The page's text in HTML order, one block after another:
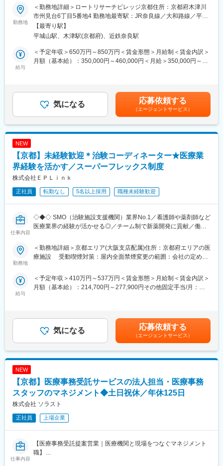
唯一の東証上場企業です。また、売上に関しては、100ヶ国以上
に販売し、売上比率としては国内6割、海外4割の割合で、世界的
にマーケットが拡大していることから、今後、海外の売り上げを
国内の2倍にまで増やしていくことを目標としています。
変更の範囲：会社の定める業務
けん引していただきます。
同社の中でも既存ビジネス分野ではなく、新しい分野での業務と
なり、新たなチャレンジに携わることができます。
※下記に幅広い業務を記載しておりますが、これまでのご経験のあ
る領域を中心にお任せしますのでご安心ください。
◆詳細：
・体制、戦略構築：再生医療等製品のGCTPに準拠した体制構築
ど）の起案・作成・精査
・当局対応：PMDA等の規制当局相談（治験実施に伴う相談な
ど）の対応
部全体には約90名（男：女＝1：1）が在籍しています。
◆同社のメディカル事業について：
当社は医療用眼科領域、再生医療、開発製造受託（CDMO）、医
誇る当社の知見を活かした眼科薬の開発や眼科用医療機器で医療
用眼科領域に幅広く貢献し、また再生医療の先進的可能性を追求
生医療の社会実装を目指しています。
さらには長年培ってきた研究開発力と高品質な生産力を背景に、
変更の範囲：会社の定める業務
勤務地
＜勤務地詳細＞ロートリサーチビレッジ京都住所：京都府木津川
市州見台6丁目5番地4 勤務地最寄駅：JR奈良線／大和路線／平城
山駅受動喫煙対策：屋内全面禁煙変更の範囲：会社の定める事業
所
【最寄り駅】
平城山駅、木津駅(京都府)、近鉄奈良駅
給与
＜予定年収＞650万円～850万円＜賃金形態＞月給制＜賃金内訳＞
月額（基本給）：350,000円～460,000円＜月給＞350,000円～
額：5.4カ月程度～●昇給：年1回等級および年間の業務成果評価に
基づき実施。一定の等級、一定の年限までは定期昇給の制度あ
り。賃金はあくまでも目安の金額であり、選考を通じて上下する
可能性があります。月給(月額)は固定手当を含めた表記です。
気になる 応募依頼する
（エージェントサービス）
NEW
【京都】未経験歓迎＊治験コーディネーター★医療業
界経験を活かす／スーパーフレックス制度
株式会社ＥＰＬｉｎｋ
正社員 転勤なし 5名以上採用 職種未経験歓迎
仕事内容
◇◆◇ SMO（治験施設支援機関）業界No.1／看護師や薬剤師など
医療業界の経験が活かせる◎／チーム制で新薬開発に貢献／働き
【CRC=治験コーディネーターとは？】
病院・クリニックを訪問して、患者様や医師や院内スタッフ、さ
いただく患者様の相談相手となり、じっくり向き合う仕事です。
また、薬の効果を患者様の近くで見ることができ、喜びの声を直
接聞けることもあります。患者様や医療機関から「ありがとう」
と感謝の言葉をいただけたときの喜びは、ひとしおです。
【一日の流れ※一例】
■午前：
・治験の進捗状況の確認や患者様対応の予定などを、院内の治験
事務局に共有
・来院された患者様の診察や検査に同席し、治験が手順通りに行
われているか、患者様の状態変化が無いかを確認します。
■午後：
・患者様の報告書作成
・治験の参加候補となる患者様をカルテから探す
・医師との打ち合わせ
勤務地
＜勤務地詳細＞京都エリア(大阪支店配属)住所：京都府エリアの医
療施設 受動喫煙対策：屋内全面禁煙変更の範囲：会社の定める
給与
＜予定年収＞410万円～537万円＜賃金形態＞月給制＜賃金内訳＞
月額（基本給）：214,700円～277,900円その他固定手当/月：
CRC手当・休日連絡対応手当■賞与：年2回（6月、12月）／昇
給：年1回（10月）※業績に応じ、決算賞与（秋季賞与）支給の場
合あり（10月）■時間外・休日出勤手当等の割増賃金は別途支給
賃金はあくまでも目安の金額であり、選考を通じて上下する可能
性があります。月給(月額)は固定手当を含めた表記です。
気になる 応募依頼する
（エージェントサービス）
NEW
【京都】医療事務受託サービスの法人担当・医療事務
スタッフのマネジメント◆土日祝休／年休125日
株式会社 ソラスト
正社員 上場企業
仕事内容
【医療事務受託提案営業｜医療機関と現場をつなぐマネジメント
職】